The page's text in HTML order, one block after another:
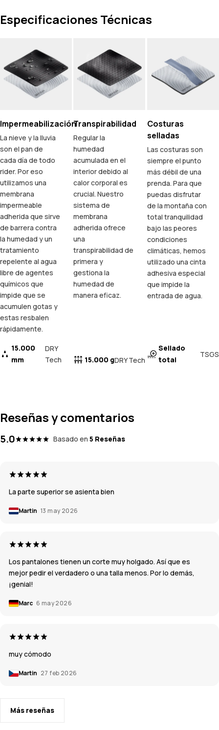
Especificaciones Técnicas
Impermeabilización
La nieve y la lluvia
son el pan de
cada día de todo
rider. Por eso
utilizamos una
membrana
impermeable
adherida que sirve
de barrera contra
la humedad y un
tratamiento
repelente al agua
libre de agentes
químicos que
impide que se
acumulen gotas y
estas resbalen
rápidamente.
15.000
mm
DRY
Tech
Transpirabilidad
Regular la
humedad
acumulada en el
interior debido al
calor corporal es
crucial. Nuestro
sistema de
membrana
adherida ofrece
una
transpirabilidad de
primera y
gestiona la
humedad de
manera eficaz.
15.000 gDRY Tech
Costuras
selladas
Las costuras son
siempre el punto
más débil de una
prenda. Para que
puedas disfrutar
de la montaña con
total tranquilidad
bajo las peores
condiciones
climáticas, hemos
utilizado una cinta
adhesiva especial
que impide la
entrada de agua.
Sellado
total
TSGS
Reseñas y comentarios
5.0 Basado en 5 Reseñas
La parte superior se asienta bien
Martin 13 may 2026
Los pantalones tienen un corte muy holgado. Así que es
mejor pedir el verdadero o una talla menos. Por lo demás,
¡genial!
Marc 6 may 2026
muy cómodo
Martin 27 feb 2026
Más reseñas